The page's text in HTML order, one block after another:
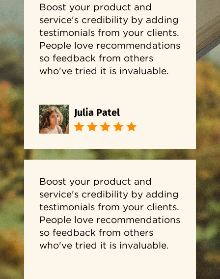
Boost your product and
service's credibility by adding
testimonials from your clients.
People love recommendations
so feedback from others
who've tried it is invaluable.
Julia Patel
Boost your product and
service's credibility by adding
testimonials from your clients.
People love recommendations
so feedback from others
who've tried it is invaluable.